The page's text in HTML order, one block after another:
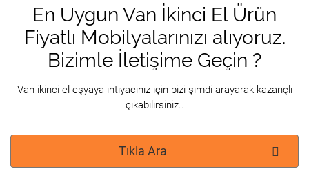
En Uygun Van İkinci El Ürün
Fiyatlı Mobilyalarınızı alıyoruz.
Bizimle İletişime Geçin ?
Van ikinci el eşyaya ihtiyacınız için bizi şimdi arayarak kazançlı
çıkabilirsiniz..
Tıkla Ara